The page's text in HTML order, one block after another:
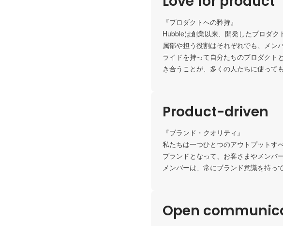
『プロダクトへの矜持』
Hubbleは創業以来、開発したプロダ
属部や担う役割はそれぞれでも、メン
ライドを持って自分たちのプロダクト
き合うことが、多くの人たちに使って
Product-driven
『ブランド・クオリティ』
私たちは一つひとつのアウトプットす
ブランドとなって、お客さまやメンバ
メンバーは、常にブランド意識を持っ
Open